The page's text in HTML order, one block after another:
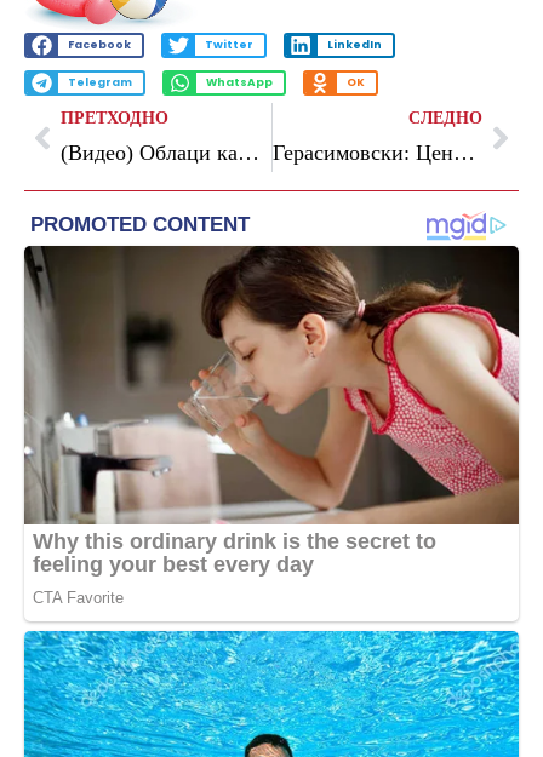
Facebook Twitter LinkedIn
Telegram WhatsApp OK
ПРЕТХОДНО
(Видео) Облаци камена прашина и силна бучава се шират од рудникот во Бразда, жителите очајни: Заробеници сме во сопствените куќи
СЛЕДНО
Герасимовски: Центар го реализираше првиот детски фестивал „Детелинки“, малите ѕвезди блеснаа на сцената